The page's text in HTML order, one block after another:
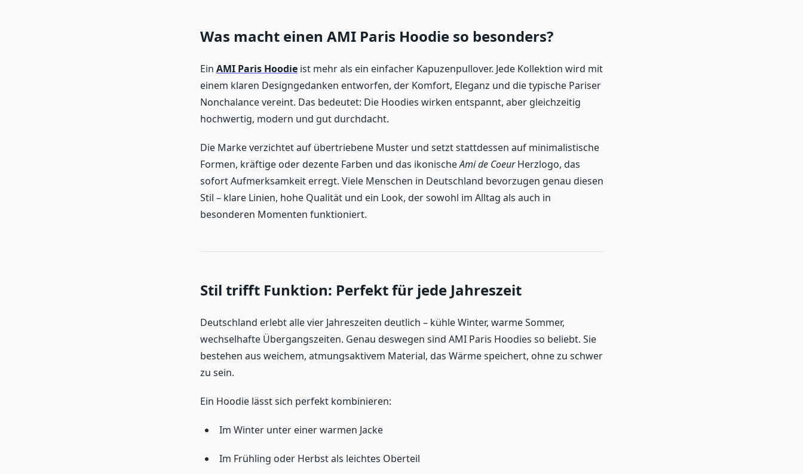
Was macht einen AMI Paris Hoodie so besonders?
Ein AMI Paris Hoodieist mehr als ein einfacher Kapuzenpullover. Jede Kollektion wird mit
einem klaren Designgedanken entworfen, der Komfort, Eleganz und die typische Pariser
Nonchalance vereint. Das bedeutet: Die Hoodies wirken entspannt, aber gleichzeitig
hochwertig, modern und gut durchdacht.
Die Marke verzichtet auf übertriebene Muster und setzt stattdessen auf minimalistische
Formen, kräftige oder dezente Farben und das ikonischeAmi de CoeurHerzlogo, das
sofort Aufmerksamkeit erregt. Viele Menschen in Deutschland bevorzugen genau diesen
Stil – klare Linien, hohe Qualität und ein Look, der sowohl im Alltag als auch in
besonderen Momenten funktioniert.
Stil trifft Funktion: Perfekt für jede Jahreszeit
Deutschland erlebt alle vier Jahreszeiten deutlich – kühle Winter, warme Sommer,
wechselhafte Übergangszeiten. Genau deswegen sind AMI Paris Hoodies so beliebt. Sie
bestehen aus weichem, atmungsaktivem Material, das Wärme speichert, ohne zu schwer
zu sein.
Ein Hoodie lässt sich perfekt kombinieren:
Im Winter unter einer warmen Jacke
Im Frühling oder Herbst als leichtes Oberteil